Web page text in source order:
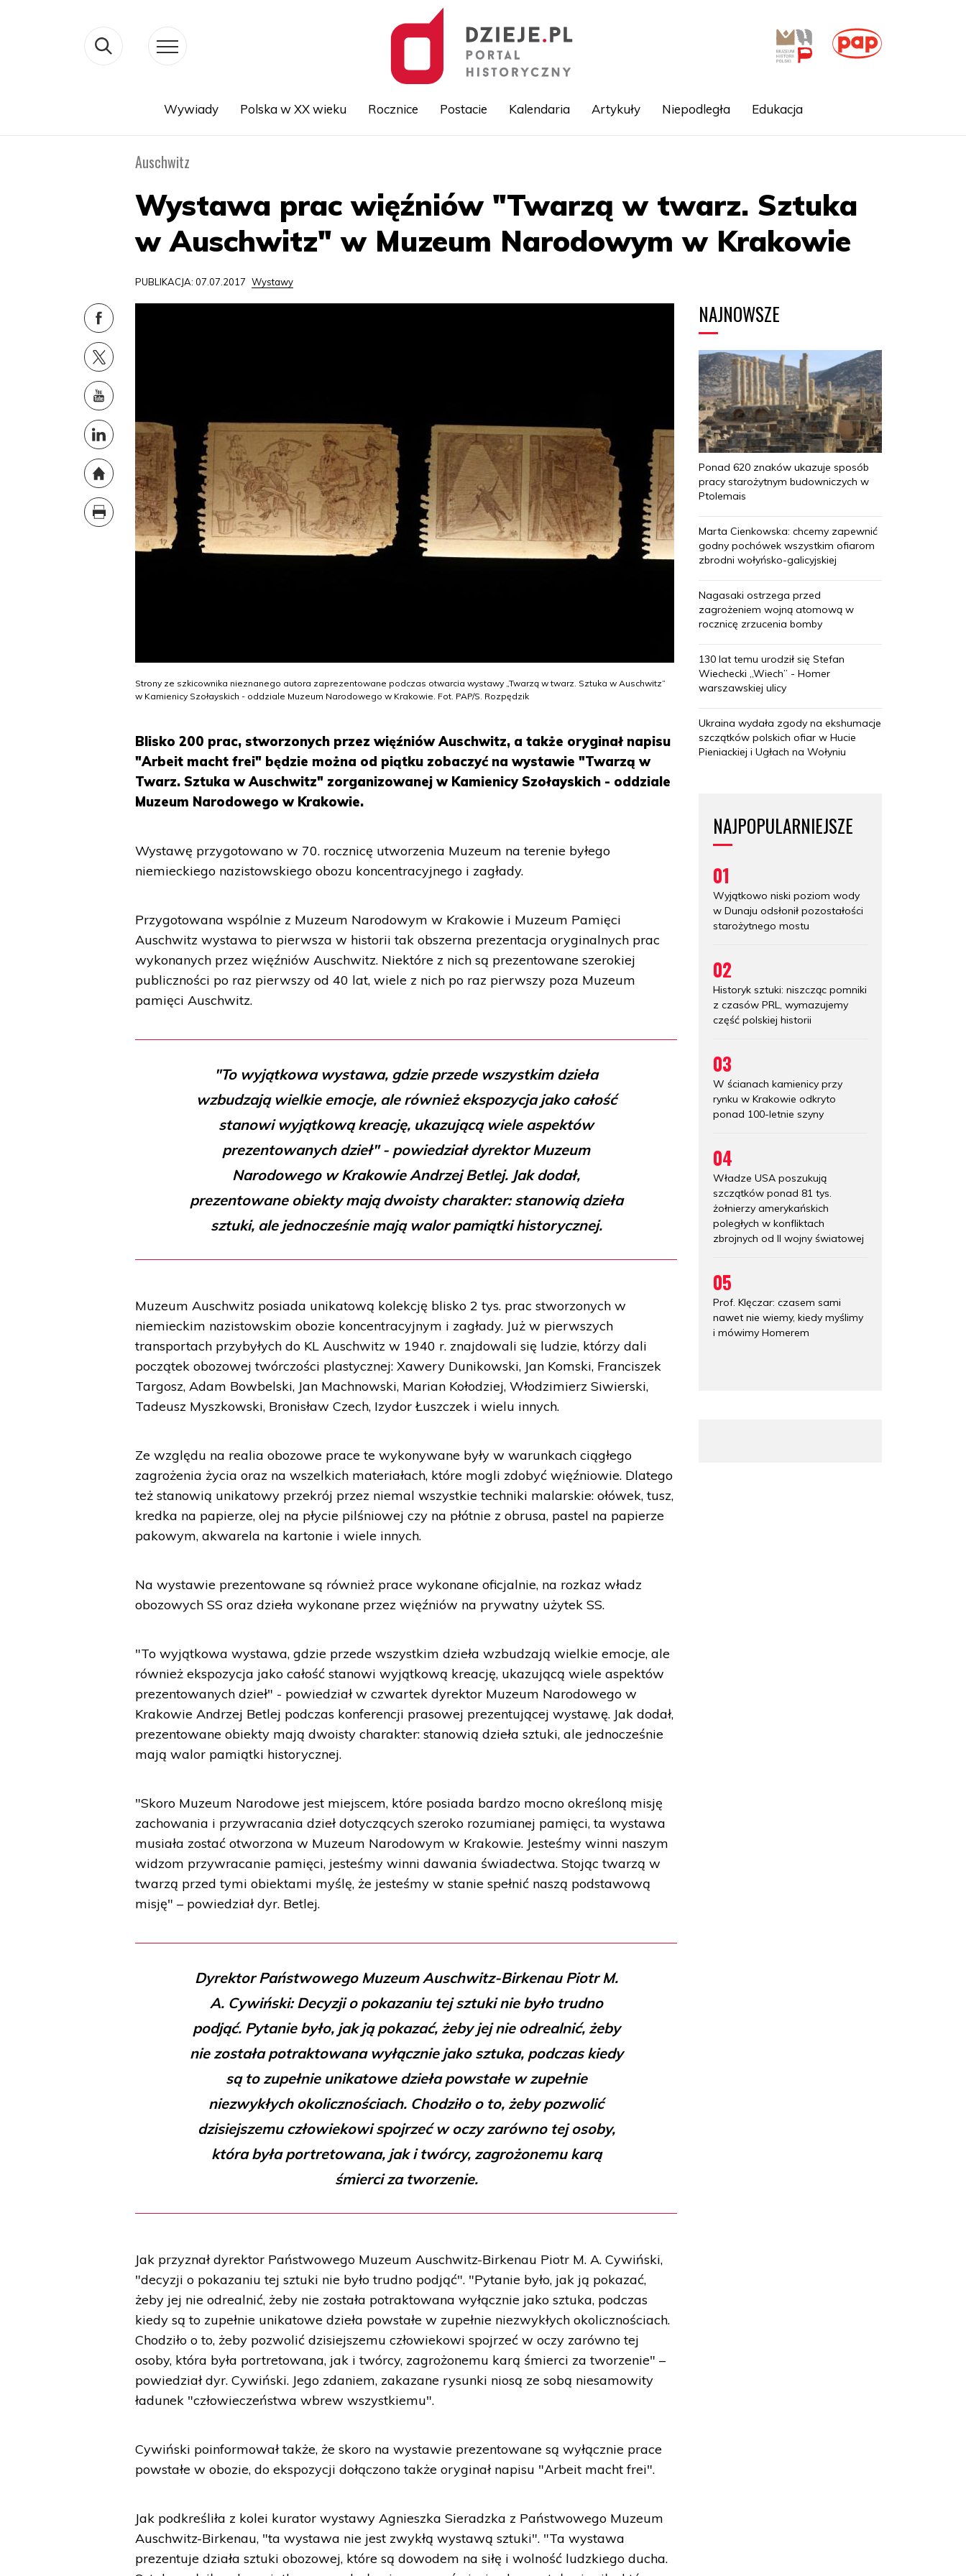
Wywiady Polska w XX wieku Rocznice Postacie Kalendaria Artykuły Niepodległa Edukacja
Auschwitz
Wystawa prac więźniów "Twarzą w twarz. Sztuka
w Auschwitz" w Muzeum Narodowym w Krakowie
PUBLIKACJA: 07.07.2017 Wystawy
Strony ze szkicownika nieznanego autora zaprezentowane podczas otwarcia wystawy „Twarzą w twarz. Sztuka w Auschwitz”
w Kamienicy Szołayskich - oddziale Muzeum Narodowego w Krakowie. Fot. PAP/S. Rozpędzik
Blisko 200 prac, stworzonych przez więźniów Auschwitz, a także oryginał napisu
"Arbeit macht frei" będzie można od piątku zobaczyć na wystawie "Twarzą w
Twarz. Sztuka w Auschwitz" zorganizowanej w Kamienicy Szołayskich - oddziale
Muzeum Narodowego w Krakowie.
Wystawę przygotowano w 70. rocznicę utworzenia Muzeum na terenie byłego
niemieckiego nazistowskiego obozu koncentracyjnego i zagłady.
Przygotowana wspólnie z Muzeum Narodowym w Krakowie i Muzeum Pamięci
Auschwitz wystawa to pierwsza w historii tak obszerna prezentacja oryginalnych prac
wykonanych przez więźniów Auschwitz. Niektóre z nich są prezentowane szerokiej
publiczności po raz pierwszy od 40 lat, wiele z nich po raz pierwszy poza Muzeum
pamięci Auschwitz.
"To wyjątkowa wystawa, gdzie przede wszystkim dzieła
wzbudzają wielkie emocje, ale również ekspozycja jako całość
stanowi wyjątkową kreację, ukazującą wiele aspektów
prezentowanych dzieł" - powiedział dyrektor Muzeum
Narodowego w Krakowie Andrzej Betlej. Jak dodał,
prezentowane obiekty mają dwoisty charakter: stanowią dzieła
sztuki, ale jednocześnie mają walor pamiątki historycznej.
Muzeum Auschwitz posiada unikatową kolekcję blisko 2 tys. prac stworzonych w
niemieckim nazistowskim obozie koncentracyjnym i zagłady. Już w pierwszych
transportach przybyłych do KL Auschwitz w 1940 r. znajdowali się ludzie, którzy dali
początek obozowej twórczości plastycznej: Xawery Dunikowski, Jan Komski, Franciszek
Targosz, Adam Bowbelski, Jan Machnowski, Marian Kołodziej, Włodzimierz Siwierski,
Tadeusz Myszkowski, Bronisław Czech, Izydor Łuszczek i wielu innych.
Ze względu na realia obozowe prace te wykonywane były w warunkach ciągłego
zagrożenia życia oraz na wszelkich materiałach, które mogli zdobyć więźniowie. Dlatego
też stanowią unikatowy przekrój przez niemal wszystkie techniki malarskie: ołówek, tusz,
kredka na papierze, olej na płycie pilśniowej czy na płótnie z obrusa, pastel na papierze
pakowym, akwarela na kartonie i wiele innych.
Na wystawie prezentowane są również prace wykonane oficjalnie, na rozkaz władz
obozowych SS oraz dzieła wykonane przez więźniów na prywatny użytek SS.
"To wyjątkowa wystawa, gdzie przede wszystkim dzieła wzbudzają wielkie emocje, ale
również ekspozycja jako całość stanowi wyjątkową kreację, ukazującą wiele aspektów
prezentowanych dzieł" - powiedział w czwartek dyrektor Muzeum Narodowego w
Krakowie Andrzej Betlej podczas konferencji prasowej prezentującej wystawę. Jak dodał,
prezentowane obiekty mają dwoisty charakter: stanowią dzieła sztuki, ale jednocześnie
mają walor pamiątki historycznej.
"Skoro Muzeum Narodowe jest miejscem, które posiada bardzo mocno określoną misję
zachowania i przywracania dzieł dotyczących szeroko rozumianej pamięci, ta wystawa
musiała zostać otworzona w Muzeum Narodowym w Krakowie. Jesteśmy winni naszym
widzom przywracanie pamięci, jesteśmy winni dawania świadectwa. Stojąc twarzą w
twarzą przed tymi obiektami myślę, że jesteśmy w stanie spełnić naszą podstawową
misję" – powiedział dyr. Betlej.
Dyrektor Państwowego Muzeum Auschwitz-Birkenau Piotr M.
A. Cywiński: Decyzji o pokazaniu tej sztuki nie było trudno
podjąć. Pytanie było, jak ją pokazać, żeby jej nie odrealnić, żeby
nie została potraktowana wyłącznie jako sztuka, podczas kiedy
są to zupełnie unikatowe dzieła powstałe w zupełnie
niezwykłych okolicznościach. Chodziło o to, żeby pozwolić
dzisiejszemu człowiekowi spojrzeć w oczy zarówno tej osoby,
która była portretowana, jak i twórcy, zagrożonemu karą
śmierci za tworzenie.
Jak przyznał dyrektor Państwowego Muzeum Auschwitz-Birkenau Piotr M. A. Cywiński,
"decyzji o pokazaniu tej sztuki nie było trudno podjąć". "Pytanie było, jak ją pokazać,
żeby jej nie odrealnić, żeby nie została potraktowana wyłącznie jako sztuka, podczas
kiedy są to zupełnie unikatowe dzieła powstałe w zupełnie niezwykłych okolicznościach.
Chodziło o to, żeby pozwolić dzisiejszemu człowiekowi spojrzeć w oczy zarówno tej
osoby, która była portretowana, jak i twórcy, zagrożonemu karą śmierci za tworzenie" –
powiedział dyr. Cywiński. Jego zdaniem, zakazane rysunki niosą ze sobą niesamowity
ładunek "człowieczeństwa wbrew wszystkiemu".
Cywiński poinformował także, że skoro na wystawie prezentowane są wyłącznie prace
powstałe w obozie, do ekspozycji dołączono także oryginał napisu "Arbeit macht frei".
Jak podkreśliła z kolei kurator wystawy Agnieszka Sieradzka z Państwowego Muzeum
Auschwitz-Birkenau, "ta wystawa nie jest zwykłą wystawą sztuki". "Ta wystawa
prezentuje działa sztuki obozowej, które są dowodem na siłę i wolność ludzkiego ducha.
NAJNOWSZE
Ponad 620 znaków ukazuje sposób
pracy starożytnym budowniczych w
Ptolemais
Marta Cienkowska: chcemy zapewnić
godny pochówek wszystkim ofiarom
zbrodni wołyńsko-galicyjskiej
Nagasaki ostrzega przed
zagrożeniem wojną atomową w
rocznicę zrzucenia bomby
130 lat temu urodził się Stefan
Wiechecki „Wiech” - Homer
warszawskiej ulicy
Ukraina wydała zgody na ekshumacje
szczątków polskich ofiar w Hucie
Pieniackiej i Ugłach na Wołyniu
NAJPOPULARNIEJSZE
01
Wyjątkowo niski poziom wody
w Dunaju odsłonił pozostałości
starożytnego mostu
02
Historyk sztuki: niszcząc pomniki
z czasów PRL, wymazujemy
część polskiej historii
03
W ścianach kamienicy przy
rynku w Krakowie odkryto
ponad 100-letnie szyny
04
Władze USA poszukują
szczątków ponad 81 tys.
żołnierzy amerykańskich
poległych w konfliktach
zbrojnych od II wojny światowej
05
Prof. Klęczar: czasem sami
nawet nie wiemy, kiedy myślimy
i mówimy Homerem